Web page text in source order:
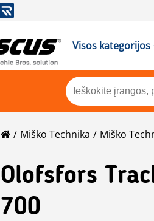
Visos kategorijos
Miško Technika Miško
Olofsfors
700